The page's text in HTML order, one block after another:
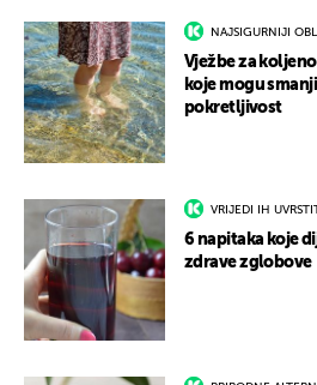
NAJSIGURNIJI
Vježbe za
koje mogu
pokretljivost
VRIJEDI IH
6 napitaka koje
zdrave zglobove